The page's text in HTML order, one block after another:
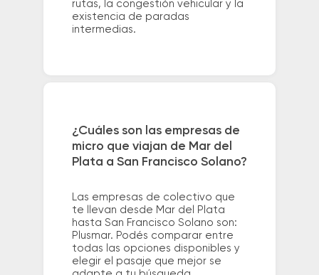
rutas, la congestión vehicular y la
existencia de paradas
intermedias.
¿Cuáles son las empresas de
micro que viajan de Mar del
Plata a San Francisco Solano?
Las empresas de colectivo que
te llevan desde Mar del Plata
hasta San Francisco Solano son:
Plusmar. Podés comparar entre
todas las opciones disponibles y
elegir el pasaje que mejor se